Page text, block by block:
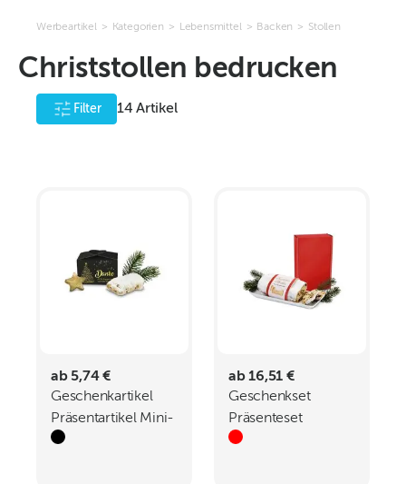
Werbeartikel > Kategorien > Lebensmittel > Backen > Stollen
Christstollen bedrucken
Filter 14 Artikel
ab 5,74 €
Geschenkartikel
Präsentartikel Mini-
Stollen Danke
ab 16,51 €
Geschenkset
Präsenteset
Christstollen im